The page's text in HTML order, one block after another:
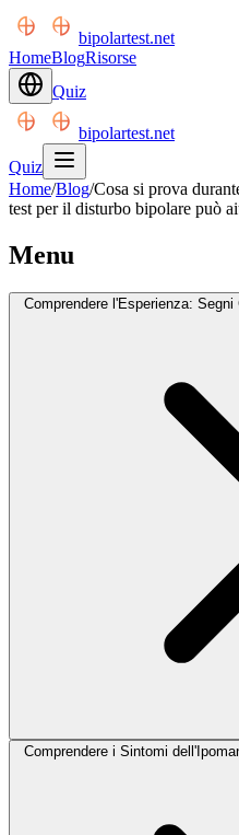
bipolartest.net
HomeBlogRisorse
Quiz
bipolartest.net
Quiz
Home/Blog/Cosa si prova
test per il disturbo bipolare può
Menu
Comprendere l'Esperienza:
Comprendere i Sintomi